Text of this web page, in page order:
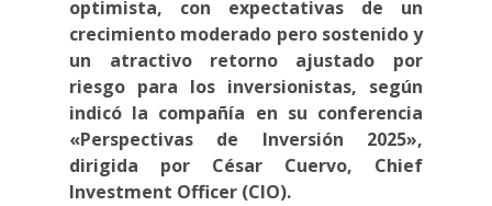
optimista, con expectativas de un
crecimiento moderado pero sostenido y
un atractivo retorno ajustado por
riesgo para los inversionistas, según
indicó la compañía en su conferencia
«Perspectivas de Inversión 2025»,
dirigida por César Cuervo, Chief
Investment Officer (CIO).